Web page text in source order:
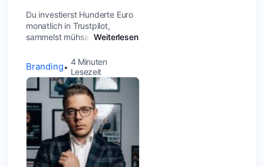
Du investierst Hunderte Euro
monatlich in Trustpilot,
sammelst mühsam positive
verschwinden sie einfach?
Während negative Reviews
stehen bleiben? Was klingt
wie ein Albtrau...
Weiterlesen
Branding 4 Minuten
Lesezeit